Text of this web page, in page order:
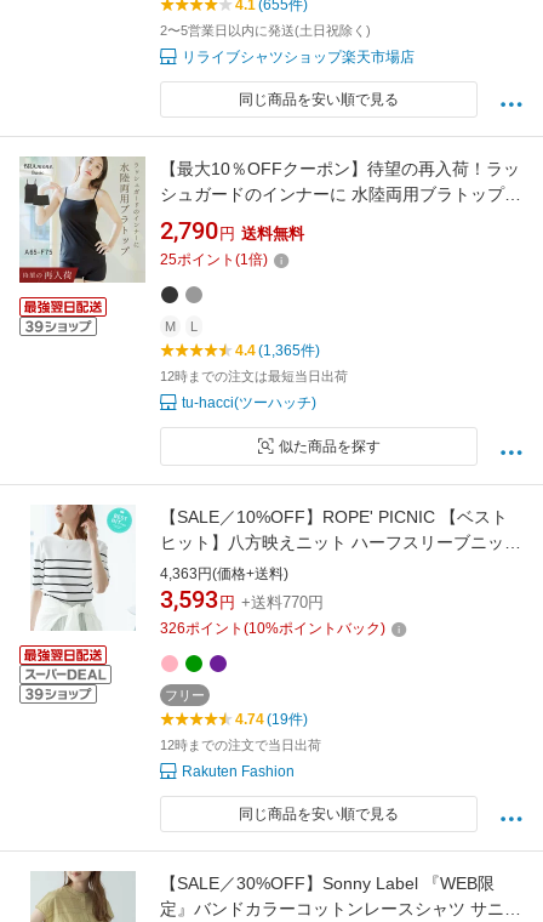
4.1(655件)
2〜5営業日以内に発送(土日祝除く)
リライブシャツショップ楽天市場店
同じ商品を安い順で見る
【最大10％OFFクーポン】待望の再入荷！ラッ
シュガードのインナーに 水陸両用ブラトップ胸
元カバー型&お揃いショーツ《BRAmone Basic
Natural》上下セット 単品 ノンワイヤー タンキ
ニ ラッシュガード インナー 水着 体型カバー キ
ャミ【tu-hacci】
2,790 円 送料無料
25ポイント (1倍)
M L
4.4(1,365件)
12時までの注文は最短当日出荷
tu-hacci(ツーハッチ)
似た商品を探す
【SALE／10%OFF】ROPE' PICNIC 【ベスト
ヒット】八方映えニット ハーフスリーブニッ
ト/UVカット・接触冷感・イージーケア ロペピ
クニック トップス ニット ベージュ ホワイト ブ
ラック グリーン ピンク ブルー ブラウン パープ
4,363円(価格+送料)
3,593 円 +送料770円
326ポイント (10%ポイントバック)
フリー
4.74(19件)
12時までの注文で当日出荷
Rakuten Fashion
同じ商品を安い順で見る
【SALE／30%OFF】Sonny Label 『WEB限
定』バンドカラーコットンレースシャツ サニー